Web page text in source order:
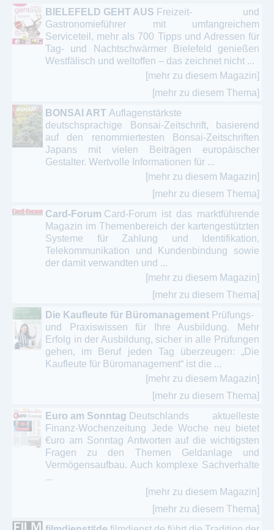
BIELEFELD GEHT AUS Freizeit- und
Gastronomieführer mit umfangreichem
Serviceteil, mehr als 700 Tipps und Adressen für
Tag- und Nachtschwärmer Bielefeld genießen
Westfälisch und weltoffen – das zeichnet nicht ...
[mehr zu diesem Magazin]
[mehr zu diesem Thema]
BONSAI ART Auflagenstärkste
deutschsprachige Bonsai-Zeitschrift, basierend
auf den renommiertesten Bonsai-Zeitschriften
Japans mit vielen Beiträgen europäischer
Gestalter. Wertvolle Informationen für ...
[mehr zu diesem Magazin]
[mehr zu diesem Thema]
Card-Forum Card-Forum ist das marktführende
Magazin im Themenbereich der kartengestützten
Systeme für Zahlung und Identifikation,
Telekommunikation und Kundenbindung sowie
der damit verwandten und ...
[mehr zu diesem Magazin]
[mehr zu diesem Thema]
Die Kaufleute für Büromanagement Prüfungs-
und Praxiswissen für Ihre Ausbildung. Mehr
Erfolg in der Ausbildung, sicher in alle Prüfungen
gehen, im Beruf jeden Tag überzeugen: „Die
Kaufleute für Büromanagement“ ist die ...
[mehr zu diesem Magazin]
[mehr zu diesem Thema]
Euro am Sonntag Deutschlands aktuelleste
Finanz-Wochenzeitung Jede Woche neu bietet
€uro am Sonntag Antworten auf die wichtigsten
Fragen zu den Themen Geldanlage und
Vermögensaufbau. Auch komplexe Sachverhalte
...
[mehr zu diesem Magazin]
[mehr zu diesem Thema]